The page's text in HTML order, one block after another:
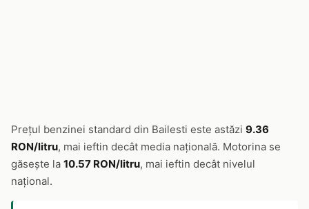
Prețul benzinei standard din Bailesti este astăzi 9.36
RON/litru, mai ieftin decât media națională. Motorina se
găsește la 10.57 RON/litru, mai ieftin decât nivelul
național.